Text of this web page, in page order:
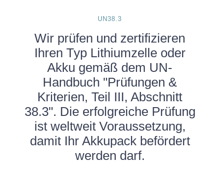
UN38.3
Wir prüfen und zertifizieren
Ihren Typ Lithiumzelle oder
Akku gemäß dem UN-
Handbuch "Prüfungen &
Kriterien, Teil III, Abschnitt
38.3". Die erfolgreiche Prüfung
ist weltweit Voraussetzung,
damit Ihr Akkupack befördert
werden darf.